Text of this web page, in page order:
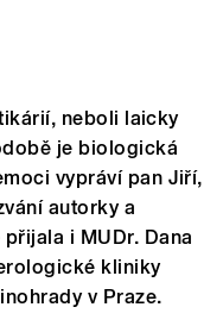
neboli laicky
je biologická
vypráví pan Jiří,
autorky a
i MUDr. Dana
kliniky
v Praze.